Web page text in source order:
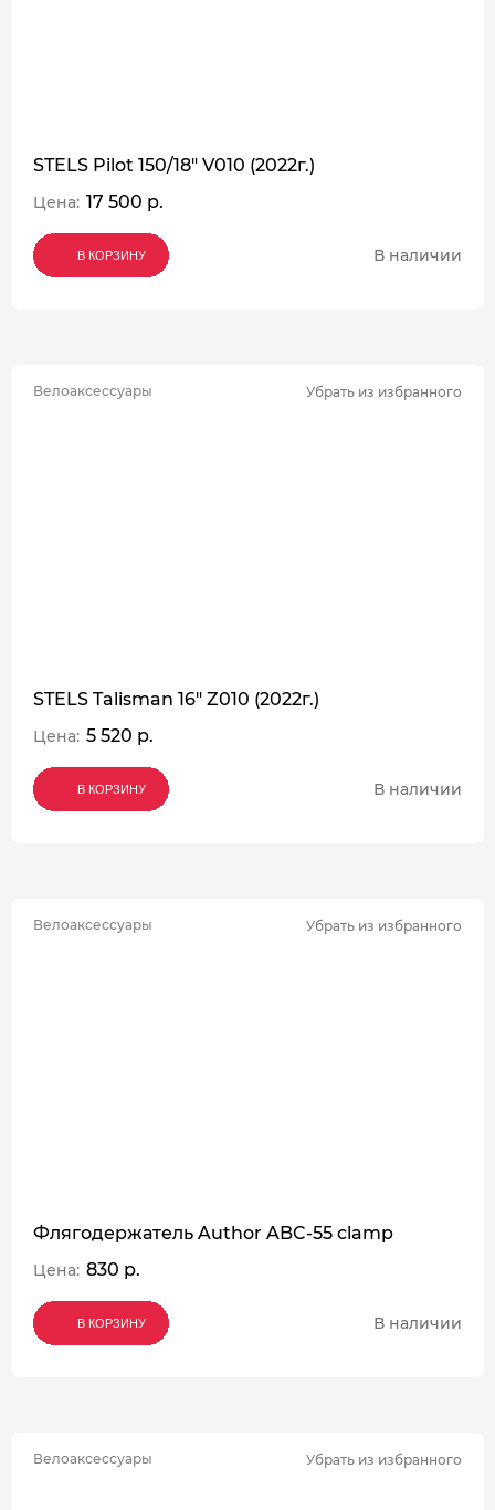
STELS Pilot 150/18" V010 (2022г.)
Цена: 17 500 р.
В КОРЗИНУ
В КОРЗИНУ
В КОРЗИНУ В наличии
Велоаксессуары Убрать из избранного
STELS Talisman 16" Z010 (2022г.)
Цена: 5 520 р.
В КОРЗИНУ
В КОРЗИНУ
В КОРЗИНУ В наличии
Велоаксессуары Убрать из избранного
Флягодержатель Author ABC-55 clamp
Цена: 830 р.
В КОРЗИНУ
В КОРЗИНУ
В КОРЗИНУ В наличии
Велоаксессуары Убрать из избранного